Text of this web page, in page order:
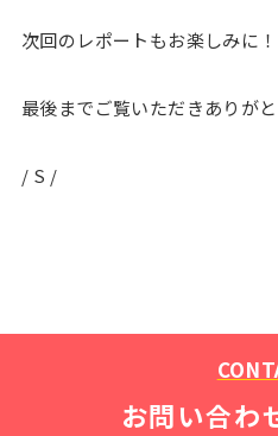
次回のレポートもお楽しみに！
最後までご覧いただきありが
/ S /
お問い合わ